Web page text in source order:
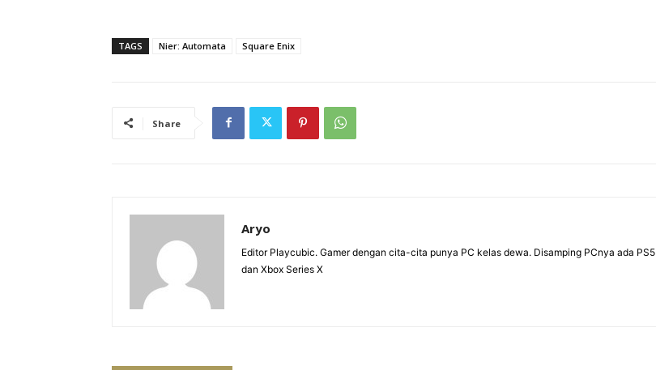
TAGS Nier: Automata Square Enix
Share
Aryo
Editor Playcubic. Gamer dengan cita-cita punya PC kelas dewa. Disamping PCnya ada PS5
dan Xbox Series X